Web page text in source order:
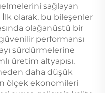
sağlayan
olarak, bu bileşenler
olağanüstü bir
performansı
sürdürmelerine
üretim altyapısı,
daha düşük
ölçek ekonomileri